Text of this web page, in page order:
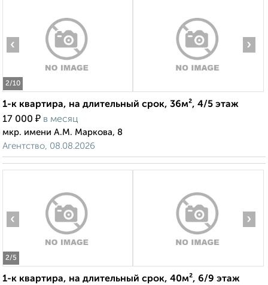
2/10
‹ ›
1-к квартира, на длительный срок, 36м², 4/5 этаж
17 000 ₽ в месяц
мкр. имени А.М. Маркова, 8
Агентство, 08.08.2026
2/5
‹ ›
1-к квартира, на длительный срок, 40м², 6/9 этаж